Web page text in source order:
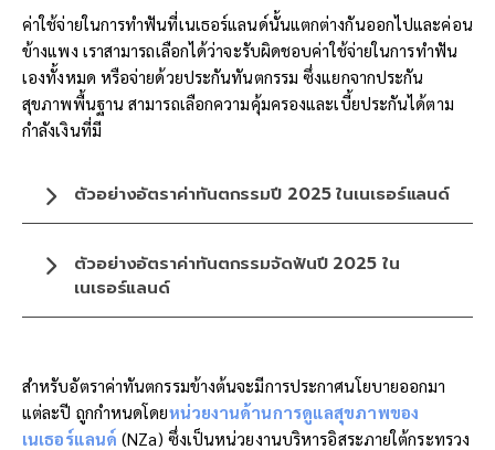
ค่าใช้จ่ายในการทำฟันที่เนเธอร์แลนด์นั้นแตกต่างกันออกไปและค่อน
ข้างแพง เราสามารถเลือกได้ว่าจะรับผิดชอบค่าใช้จ่ายในการทำฟัน
เองทั้งหมด หรือจ่ายด้วยประกันทันตกรรม ซึ่งแยกจากประกัน
สุขภาพพื้นฐาน สามารถเลือกความคุ้มครองและเบี้ยประกันได้ตาม
กำลังเงินที่มี
ตัวอย่างอัตราค่าทันตกรรมปี 2025 ในเนเธอร์แลนด์
ตัวอย่างอัตราค่าทันตกรรมจัดฟันปี 2025 ใน
เนเธอร์แลนด์
สำหรับอัตราค่าทันตกรรมข้างต้นจะมีการประกาศนโยบายออกมา
แต่ละปี ถูกกำหนดโดยหน่วยงานด้านการดูแลสุขภาพของ
เนเธอร์แลนด์ (NZa) ซึ่งเป็นหน่วยงานบริหารอิสระภายใต้กระทรวง